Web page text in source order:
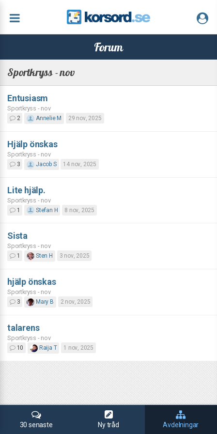
Forum
Sportkryss - nov
Entusiasm
Sportkryss - nov
2 Annelie M 29 nov, 2025
Hjälp önskas
Sportkryss - nov
3 Jacob S 14 nov, 2025
Lite hjälp.
Sportkryss - nov
1 Stefan H 8 nov, 2025
Sista
Sportkryss - nov
1 Sten H 3 nov, 2025
hjälp önskas
Sportkryss - nov
3 Mary B 2 nov, 2025
talarens
Sportkryss - nov
10 Raija T 1 nov, 2025
30 senaste Ny tråd Avdelningar